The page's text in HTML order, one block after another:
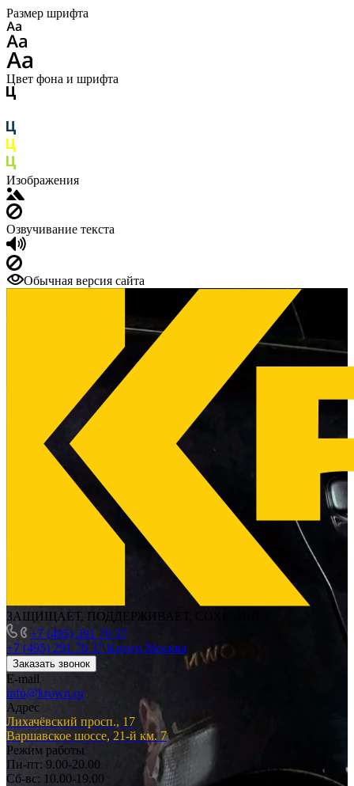
Размер шрифта
Цвет фона и шрифта
Изображения
Озвучивание текста
Обычная версия сайта
ЗАЩИЩАЕТ, ПОДДЕРЖИВАЕТ, СОХРАНЯЕТ
+7 (495) 291 70 37
+7 (495) 291 70 37 Krown Москва
Заказать звонок
E-mail
info@krown.ru
Адрес
Лихачёвский просп., 17
Варшавское шоссе, 21-й км. 7
Режим работы
Пн-пт: 9.00-20.00
Сб-вс: 10.00-19.00